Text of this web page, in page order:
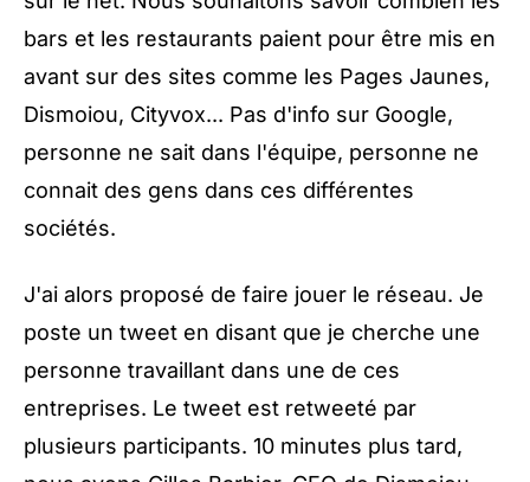
bars et les restaurants paient pour être mis en
avant sur des sites comme les Pages Jaunes,
Dismoiou, Cityvox... Pas d'info sur Google,
personne ne sait dans l'équipe, personne ne
connait des gens dans ces différentes
sociétés.
J'ai alors proposé de faire jouer le réseau. Je
poste un tweet en disant que je cherche une
personne travaillant dans une de ces
entreprises. Le tweet est retweeté par
plusieurs participants. 10 minutes plus tard,